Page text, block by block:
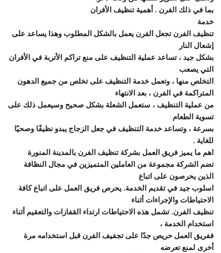
بما في ذلك الفرن . أهمية تنظيف الأفران
خدمة
تنظيف الفرن تجعل الفرن يعمل بالشكل المطلوب وهذا يساعد على
إشعال النار
بشكل جيد ، تساعد عملية التنظيف على منع تراكم الأتربة في الأفران
التي يصعب
التخلص منها ، وتعمل خدمة التنظيف على تخلص من جميع الدهون
المتراكمة في الفرن ، بعد الانتهاء
من عملية التنظيف ، ستعمل الشعلة بشكل صحيح وسيعمل ذلك على
تسوية الطعام
بسرعة ، وتساعد خدمة التنظيف في جعل الزجاج يبدو نظيفًا وصحيًا
للغاية .
اهم ما يميز فريق العمل بشركة تنظيف الفرن بالمدينة المنورة
تضم الشركة مجموعة من العاملين المتميزين في مجال النظافة
الذين يحرصون على اتباع
اسلوب جيد في تقديم الخدمة. يحرص فريق العمل على اتباع كافة
الاحتياطات والإجراءات أثناء
تنظيف الفرن. تشمل هذه الاحتياطات ارتداء القفازات والتعقيم أثناء
استخدام الخدمة ،
ففريق العمل حريص جدًا على تجفيف الفرن قبل استخدامه مرة
أخرى لمنع تعرضه